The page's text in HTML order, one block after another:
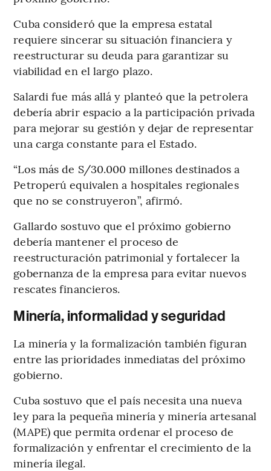
Cuba consideró que la empresa estatal
requiere sincerar su situación financiera y
reestructurar su deuda para garantizar su
viabilidad en el largo plazo.
Salardi fue más allá y planteó que la petrolera
debería abrir espacio a la participación privada
para mejorar su gestión y dejar de representar
una carga constante para el Estado.
“Los más de S/30.000 millones destinados a
Petroperú equivalen a hospitales regionales
que no se construyeron”, afirmó.
Gallardo sostuvo que el próximo gobierno
debería mantener el proceso de
reestructuración patrimonial y fortalecer la
gobernanza de la empresa para evitar nuevos
rescates financieros.
Minería, informalidad y seguridad
La minería y la formalización también figuran
entre las prioridades inmediatas del próximo
gobierno.
Cuba sostuvo que el país necesita una nueva
ley para la pequeña minería y minería artesanal
(MAPE) que permita ordenar el proceso de
formalización y enfrentar el crecimiento de la
minería ilegal.